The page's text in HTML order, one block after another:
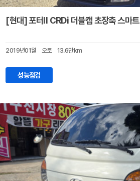
[현대] 포터II CRDi 더블캡 초장축 스마트
2019년01월 오토 13.6만km
성능점검